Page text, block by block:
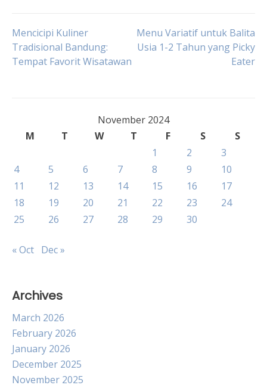
Post
navigation
Mencicipi Kuliner
Tradisional Bandung:
Tempat Favorit Wisatawan
Menu Variatif untuk Balita
Usia 1-2 Tahun yang Picky
Eater
November 2024
M
T W T F S
S
1
2
3
4
5 6 7 8 9
10
11
12 13 14 15 16
17
18
19 20 21 22 23
24
25
26 27 28 29 30
« Oct Dec »
Archives
March 2026
February 2026
January 2026
December 2025
November 2025